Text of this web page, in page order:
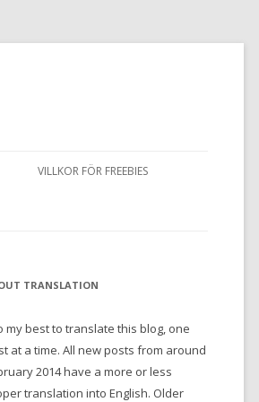
VILLKOR FÖR FREEBIES
TRANSLATION
my best to translate this blog, one
at a time. All new posts from around
2014 have a more or less
translation into English. Older